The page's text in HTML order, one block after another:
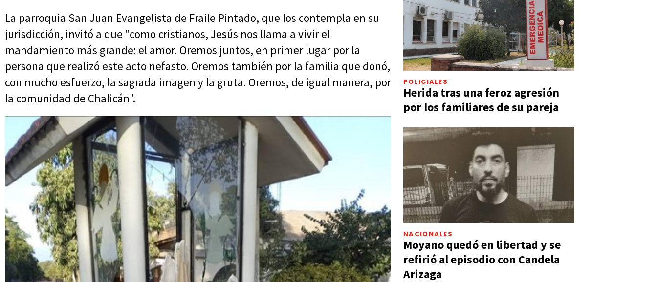
La parroquia San Juan Evangelista de Fraile Pintado, que los contempla en su
jurisdicción, invitó a que "como cristianos, Jesús nos llama a vivir el
mandamiento más grande: el amor. Oremos juntos, en primer lugar por la
persona que realizó este acto nefasto. Oremos también por la familia que donó,
con mucho esfuerzo, la sagrada imagen y la gruta. Oremos, de igual manera, por
la comunidad de Chalicán".
POLICIALES
Herida tras una feroz agresión
por los familiares de su pareja
NACIONALES
Moyano quedó en libertad y se
refirió al episodio con Candela
Arizaga